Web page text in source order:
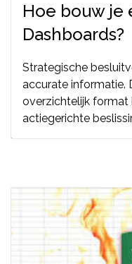
Hoe bouw je
Dashboards?
Strategische
accurate informatie.
overzichtelijk format
actiegerichte